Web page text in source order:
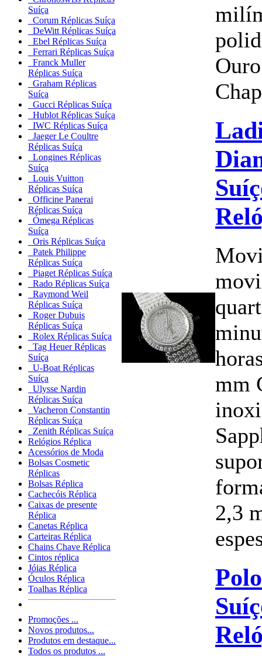
Suíça
Corum Réplicas Suíça
DeWitt Réplicas Suíça
Ebel Réplicas Suíça
Ferrari Réplicas Suíça
Franck Muller
Réplicas Suíça
Graham Réplicas
Suíça
Gucci Réplicas Suíça
Hublot Réplicas Suíça
IWC Réplicas Suíça
Jaeger Le Coultre
Réplicas Suíça
Longines Réplicas
Suíça
Louis Vuitton
Réplicas Suíça
Officine Panerai
Réplicas Suíça
Ómega Réplicas
Suíça
Oris Réplicas Suíça
Patek Philippe
Réplicas Suíça
Piaget Réplicas Suíça
Rado Réplicas Suíça
Raymond Weil
Réplicas Suíça
Roger Dubuis
Réplicas Suíça
Rolex Réplicas Suíça
Tag Heuer Réplicas
Suíça
U-Boat Réplicas
Suíça
Ulysse Nardin
Réplicas Suíça
Vacheron Constantin
Réplicas Suíça
Zenith Réplicas Suíça
Relógios Réplica
Acessórios de Moda
Bolsas Cosmetic
Réplicas
Bolsas Réplica
Cachecóis Réplica
Caixas de presente
Réplica
Canetas Réplica
Carteiras Réplica
Chains Chave Réplica
Cintos réplica
Jóias Réplica
Óculos Réplica
Toalhas Réplica
Promoções ...
Novos produtos...
Produtos em destaque...
Todos os produtos ...
mm
2,3